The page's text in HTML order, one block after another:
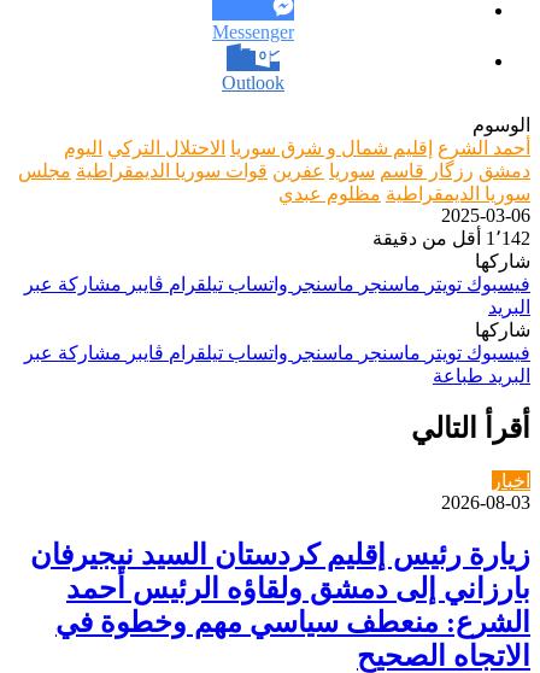
Messenger
Outlook
الشرع إقليم شمال و شرق سوريا الاحتلال التركي اليوم
رزگار قاسم سوريا عفرين قوات سوريا الديمقراطية مجلس
الديمقراطية مظلوم عبدي
2025-03-
أقل من دقيقة
تويتر ماسنجر ماسنجر واتساب تيلقرام ڤايبر مشاركة عبر
تويتر ماسنجر ماسنجر واتساب تيلقرام ڤايبر مشاركة عبر
طباعة
التالي
2026-08-
رئيس إقليم كردستان السيد نيجيرفان
إلى دمشق ولقاؤه الرئيس أحمد
منعطف سياسي مهم وخطوة في
الصحيح